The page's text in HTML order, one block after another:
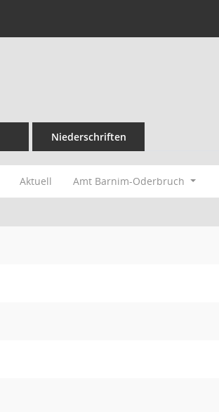
Niederschriften
Aktuell Amt Barnim-Oderbruch